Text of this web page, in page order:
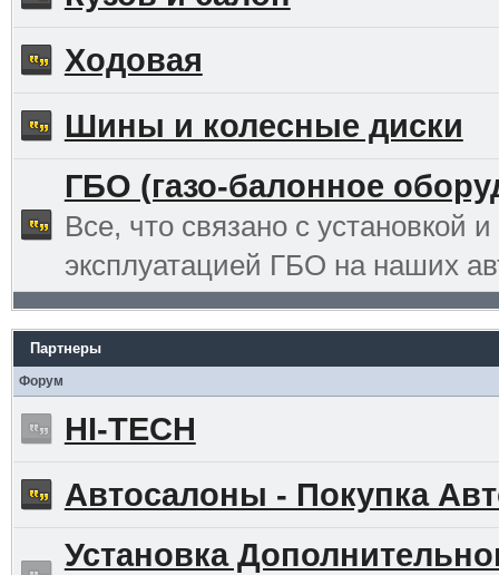
Ходовая
Шины и колесные диски
ГБО (газо-балонное
Все, что связано с установкой и
эксплуатацией ГБО на наших
Партнеры
Форум
HI-TECH
Автосалоны - Покупка
Установка